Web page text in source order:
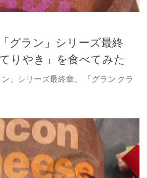
グラン」シリーズ最終
りやき」を食べてみた
」シリーズ最終章。 「グラン クラ